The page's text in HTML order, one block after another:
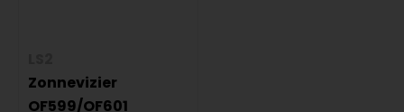
Zonnevizier
OF599/OF601